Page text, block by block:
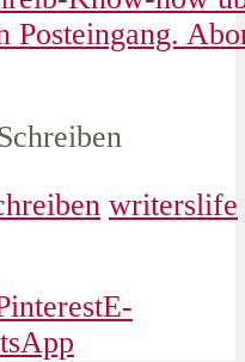
writerslife
E-